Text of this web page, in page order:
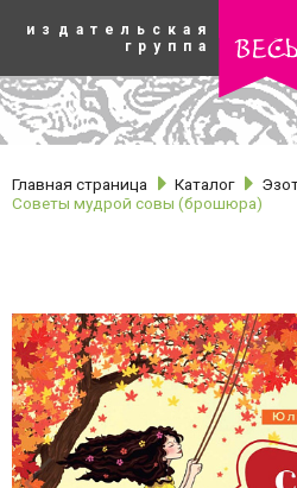
основному
издательская
группа
весь
Главная страница Каталог
Советы мудрой совы (брошюра)